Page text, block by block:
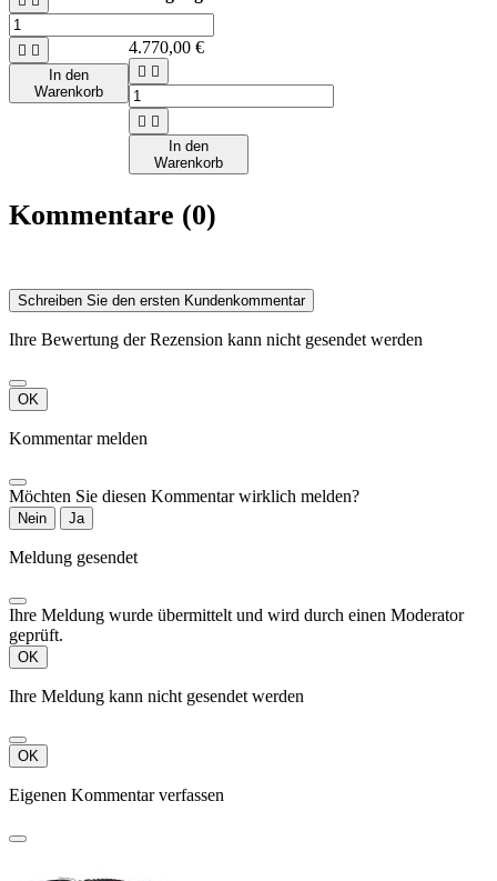
 
In den
Warenkorb
4.770,00 €
 
 
In den
Warenkorb
Kommentare (0)
Schreiben Sie den ersten Kundenkommentar
Ihre Bewertung der Rezension kann nicht gesendet werden
OK
Kommentar melden
Möchten Sie diesen Kommentar wirklich melden?
Nein Ja
Meldung gesendet
Ihre Meldung wurde übermittelt und wird durch einen Moderator
geprüft.
OK
Ihre Meldung kann nicht gesendet werden
OK
Eigenen Kommentar verfassen